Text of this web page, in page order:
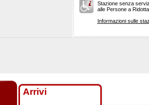
Stazione senza
alle Persone a
Informazioni sulle
Arrivi